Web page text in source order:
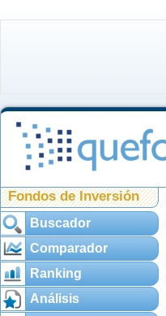
Fondos de Inversión
Buscador
Comparador
Ranking
Análisis